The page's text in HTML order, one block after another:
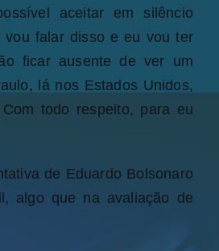
aceitar em silêncio
vou falar disso e eu vou ter
ficar ausente de ver um
lá nos Estados Unidos,
todo respeito, para eu
de Eduardo Bolsonaro
algo que na avaliação de